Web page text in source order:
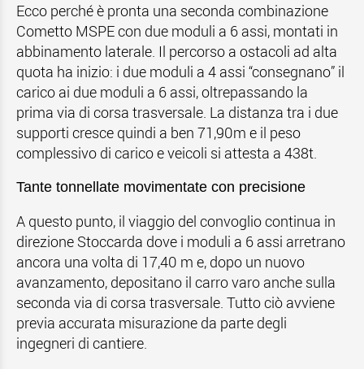
Ecco perché è pronta una seconda combinazione
Cometto MSPE con due moduli a 6 assi, montati in
abbinamento laterale. Il percorso a ostacoli ad alta
quota ha inizio: i due moduli a 4 assi “consegnano” il
carico ai due moduli a 6 assi, oltrepassando la
prima via di corsa trasversale. La distanza tra i due
supporti cresce quindi a ben 71,90m e il peso
complessivo di carico e veicoli si attesta a 438t.
Tante tonnellate movimentate con precisione
A questo punto, il viaggio del convoglio continua in
direzione Stoccarda dove i moduli a 6 assi arretrano
ancora una volta di 17,40 m e, dopo un nuovo
avanzamento, depositano il carro varo anche sulla
seconda via di corsa trasversale. Tutto ciò avviene
previa accurata misurazione da parte degli
ingegneri di cantiere.